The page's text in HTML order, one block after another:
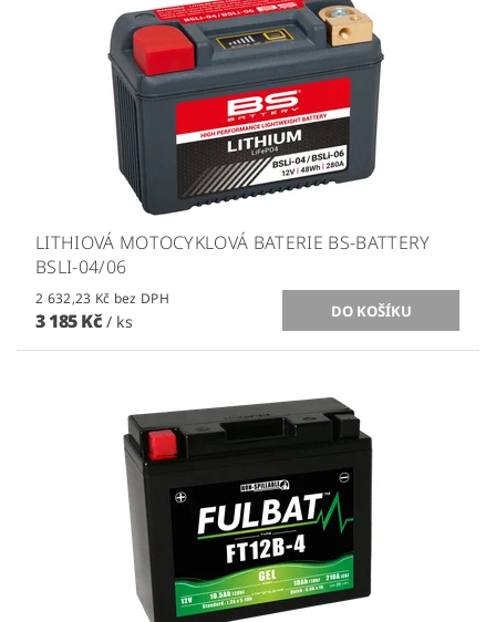
LITHIOVÁ MOTOCYKLOVÁ BATERIE BS-BATTERY
BSLI-04/06
2 632,23 Kč bez DPH
3 185 Kč / ks